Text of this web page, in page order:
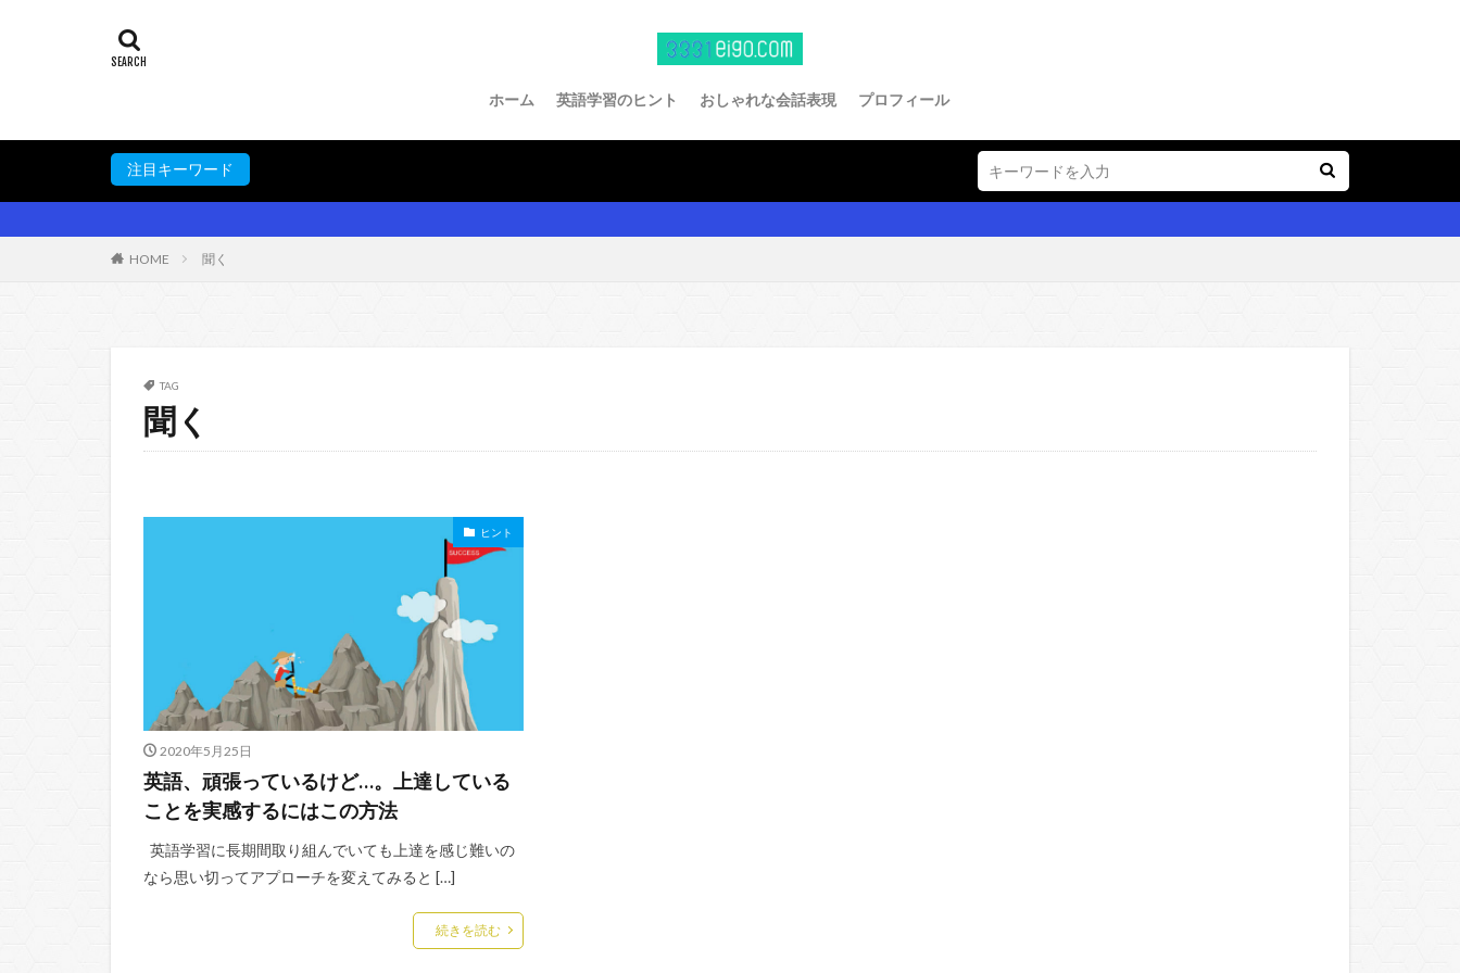
ホーム 英語学習のヒント おしゃれな会話表現 プロフィール
注目キーワード
HOME 聞く
TAG
聞く
ヒント
2020年5月25日
英語、頑張っているけど…。上達している
ことを実感するにはこの方法
英語学習に長期間取り組んでいても上達を感じ難いの
なら思い切ってアプローチを変えてみると […]
続きを読む